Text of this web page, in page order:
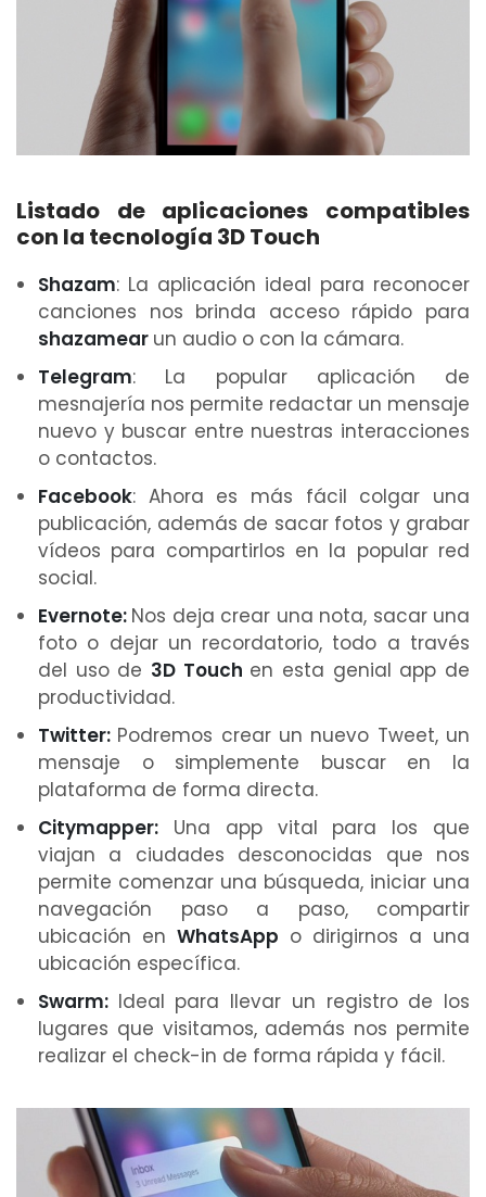
Listado de aplicaciones compatibles
con la tecnología 3D Touch
Shazam: La aplicación ideal para reconocer
canciones nos brinda acceso rápido para
shazamear un audio o con la cámara.
Telegram: La popular aplicación de
mesnajería nos permite redactar un mensaje
nuevo y buscar entre nuestras interacciones
o contactos.
Facebook: Ahora es más fácil colgar una
publicación, además de sacar fotos y grabar
vídeos para compartirlos en la popular red
social.
Evernote: Nos deja crear una nota, sacar una
foto o dejar un recordatorio, todo a través
del uso de 3D Touch en esta genial app de
productividad.
Twitter: Podremos crear un nuevo Tweet, un
mensaje o simplemente buscar en la
plataforma de forma directa.
Citymapper: Una app vital para los que
viajan a ciudades desconocidas que nos
permite comenzar una búsqueda, iniciar una
navegación paso a paso, compartir
ubicación enWhatsApp o dirigirnos a una
ubicación específica.
Swarm: Ideal para llevar un registro de los
lugares que visitamos, además nos permite
realizar el check-in de forma rápida y fácil.